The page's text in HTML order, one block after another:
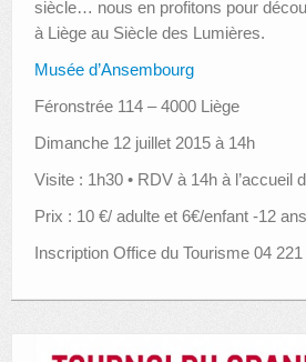
siècle… nous en profitons pour
à Liège au Siècle des Lumières.
Musée d’Ansembourg
Féronstrée 114 – 4000 Liège
Dimanche 12 juillet 2015 à 14h
Visite : 1h30 • RDV à 14h à l’accueil
Prix : 10 €/ adulte et 6€/enfant -12 ans
Inscription Office du Tourisme 04 221